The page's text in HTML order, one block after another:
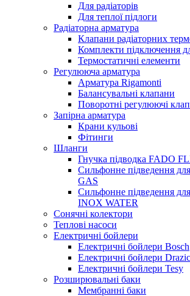
Для радіаторів
Для теплої підлоги
Радіаторна арматура
Клапани радіаторних
Комплекти підключення
Термостатичні елементи
Регулююча арматура
Арматура Rigamonti
Балансувальні клапани
Поворотні регулюючі
Запірна арматура
Крани кульові
Фітинги
Шланги
Гнучка підводка FADO
Сильфонне підведення
GAS
Сильфонне підведення
INOX WATER
Сонячні колектори
Теплові насоси
Електричні бойлери
Електричні бойлери Bosch
Електричні бойлери
Електричні бойлери Tesy
Розширювальні баки
Мембранні баки